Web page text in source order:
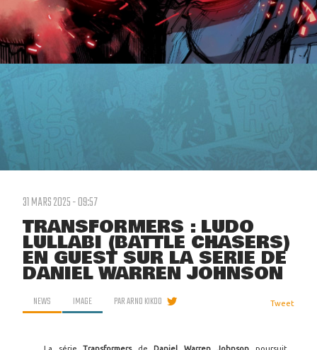
31 MARS 2025 - 09:57
TRANSFORMERS : LUDO
LULLABI (BATTLE CHASERS)
EN GUEST SUR LA SÉRIE DE
DANIEL WARREN JOHNSON
NEWS IMAGE PARARNO KIKOO Tweet